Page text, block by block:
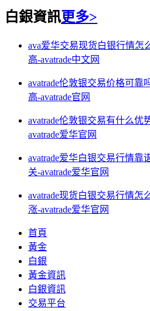
白銀資訊更多>
ava爱华交易现货白银行情怎
高-avatrade中文网
avatrade伦敦银交易价格可靠
高-avatrade官网
avatrade伦敦银交易有什么优
avatrade爱华官网
avatrade爱华白银交易行情靠
关-avatrade爱华官网
avatrade现货白银交易行情怎
涨-avatrade爱华官网
首頁
黃金
白銀
黃金資訊
白銀資訊
交易平台